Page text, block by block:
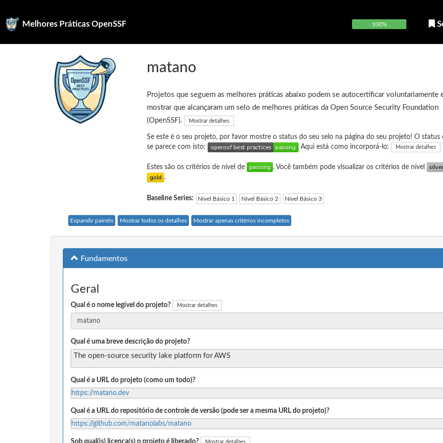
Melhores Práticas OpenSSF 100%
matano
Projetos que seguem as melhores práticas abaixo podem se autocertificar voluntariamente
mostrar que alcançaram um selo de melhores práticas da Open Source Security Foundation
(OpenSSF).
Mostrar detalhes
Se este é o seu projeto, por favor mostre o status do seu selo na página do seu projeto! O status
se parece com isto:
Aqui está como incorporá-lo: Mostrar detalhes
Estes são os critérios de nível de . Você também pode visualizar os critérios de nível
.
Baseline Series: Nível Básico 1 Nível Básico 2 Nível Básico 3
Expandir painéis Mostrar todos os detalhes Mostrar apenas critérios incompletos
Fundamentos
Geral
Qual é o nome legível do projeto? Mostrar detalhes
Qual é uma breve descrição do projeto?
The open-source security lake platform for AWS
Qual é a URL do projeto (como um todo)?
https://matano.dev
Qual é a URL do repositório de controle de versão (pode ser a mesma URL do projeto)?
https://github.com/matanolabs/matano
Sob qual(is) licença(s) o projeto é liberado? Mostrar detalhes